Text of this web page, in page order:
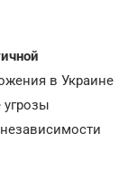
в Украине
угрозы